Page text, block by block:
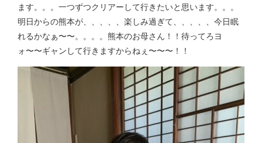
ます。。。一つずつクリアーして行きたいと思います。。。
明日からの熊本が、、、、、楽しみ過ぎて、、、、、今日眠
れるかなぁ〜〜。。。。熊本のお母さん！！待ってろヨ
ォ〜〜ギャンして行きますからねぇ〜〜〜！！